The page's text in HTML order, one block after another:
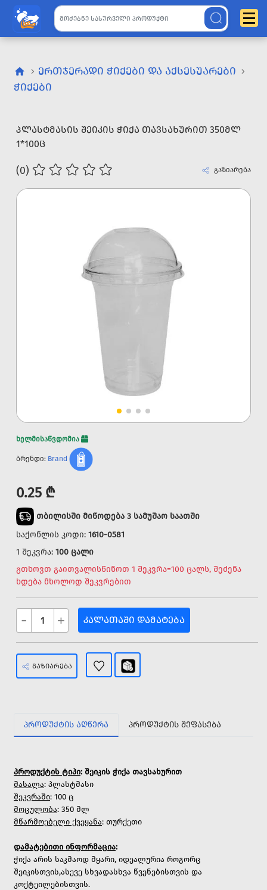
ᲔᲠᲗᲯᲔᲠᲐᲓᲘ ᲭᲘᲥᲔᲑᲘ ᲓᲐ ᲐᲥᲡᲔᲡᲣᲐᲠᲔᲑᲘ
ᲭᲘᲥᲔᲑᲘ
ᲞᲚᲐᲡᲢᲛᲐᲡᲘᲡ ᲨᲔᲘᲙᲘᲡ ᲭᲘᲥᲐ ᲗᲐᲕᲡᲐᲮᲣᲠᲘᲗ 350ᲛᲚ
1*100Ც
(0) გაზიარება
ხელმისაწვდომია
ბრენდი: Brand
0.25 ₾
თბილისში მიწოდება 3 სამუშაო საათში
საქონლის კოდი: 1610-0581
1 შეკვრა: 100 ცალი
გთხოვთ გაითვალისწინოთ 1 შეკვრა=100 ცალს, შეძენა
ხდება მხოლოდ შეკვრებით
- + ᲙᲐᲚᲐᲗᲐᲨᲘ ᲓᲐᲛᲐᲢᲔᲑᲐ
ᲒᲐᲖᲘᲐᲠᲔᲑᲐ
ᲞᲠᲝᲓᲣᲥᲢᲘᲡ ᲐᲦᲬᲔᲠᲐ ᲞᲠᲝᲓᲣᲥᲢᲘᲡ ᲨᲔᲤᲐᲡᲔᲑᲐ
პროდუქტის ტიპი: შეიკის ჭიქა თავსახურით
მასალა: პლასტმასი
შეკვრაში: 100 ც
მოცულობა: 350 მლ
მწარმოებელი ქვეყანა: თურქეთი
დამატებითი ინფორმაცია:
ჭიქა არის საკმაოდ მყარი, იდეალურია როგორც
შეიკისთვის,ასევე სხვადასხვა წვენებისთვის და
კოქტეილებისთვის.